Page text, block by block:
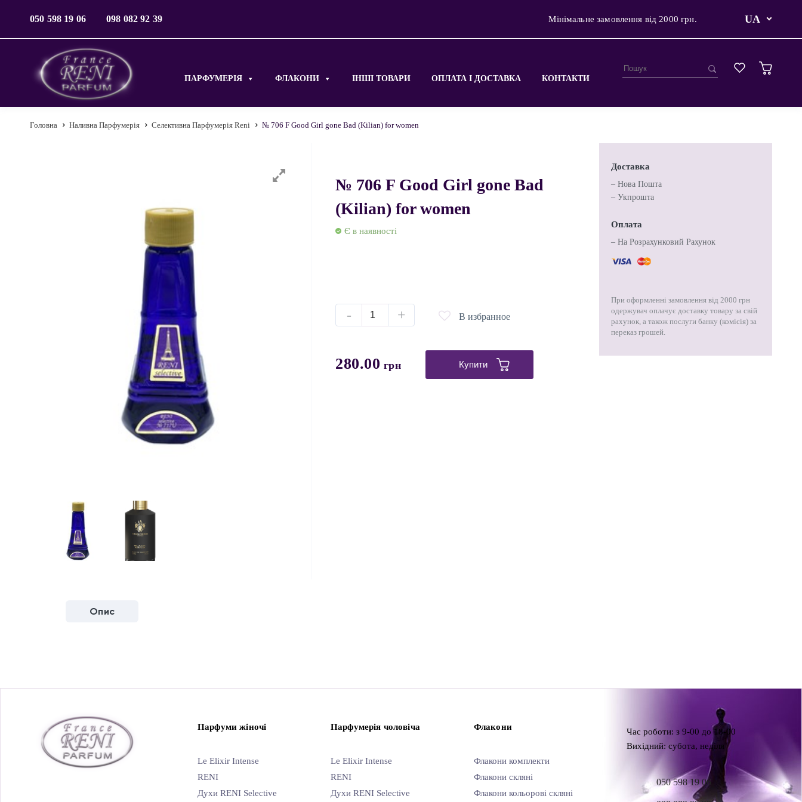
050 598 19 06 098 082 92 39 Мінімальне замовлення від 2000 грн. UA
ПАРФУМЕРІЯ ФЛАКОНИ ІНШІ ТОВАРИ ОПЛАТА І ДОСТАВКА КОНТАКТИ
Головна Наливна Парфумерія Селективна Парфумерія Reni № 706 F Good Girl gone Bad (Kilian) for women
№ 706 F Good Girl gone Bad
(Kilian) for women
Є в наявності
- + В избранное
280.00 грн Купити
Доставка
– Нова Пошта
– Укпрошта
Оплата
– На Розрахунковий Рахунок
При оформленні замовлення від 2000 грн
одержувач оплачує доставку товару за свій
рахунок, а також послуги банку (комісія) за
переказ грошей.
Опис
Парфуми жіночі
Le Elixir Intense
RENI
Духи RENI Selective
Парфумерія чоловіча
Le Elixir Intense
RENI
Духи RENI Selective
Флакони
Флакони комплекти
Флакони скляні
Флакони кольорові скляні
Час роботи: з 9-00 до 18-00
Вихідний: субота, неділя
050 598 19 06